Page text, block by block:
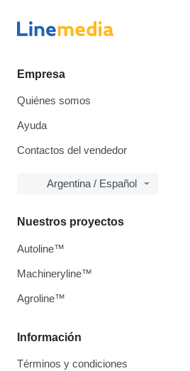
Empresa
Quiénes somos
Ayuda
Contactos del vendedor
Argentina / Español
Información
Términos y condiciones
Nuestros proyectos
Autoline™
Machineryline™
Agroline™